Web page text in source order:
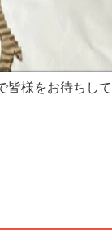
皆様をお待ちして